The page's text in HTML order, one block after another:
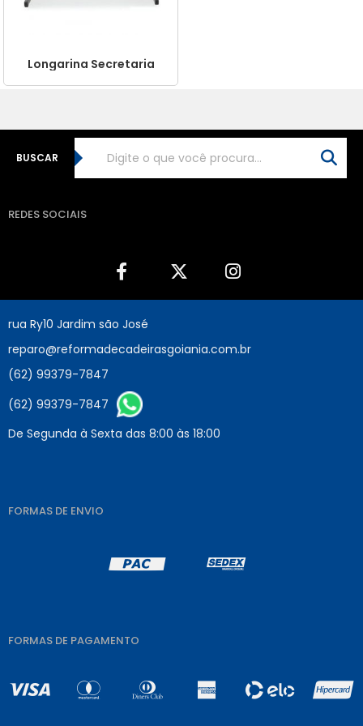
Longarina Secretaria
BUSCAR
REDES SOCIAIS
rua Ry10 Jardim são José
reparo@reformadecadeirasgoiania.com.br
(62) 99379-7847
(62) 99379-7847
De Segunda à Sexta das 8:00 às 18:00
FORMAS DE ENVIO
FORMAS DE PAGAMENTO